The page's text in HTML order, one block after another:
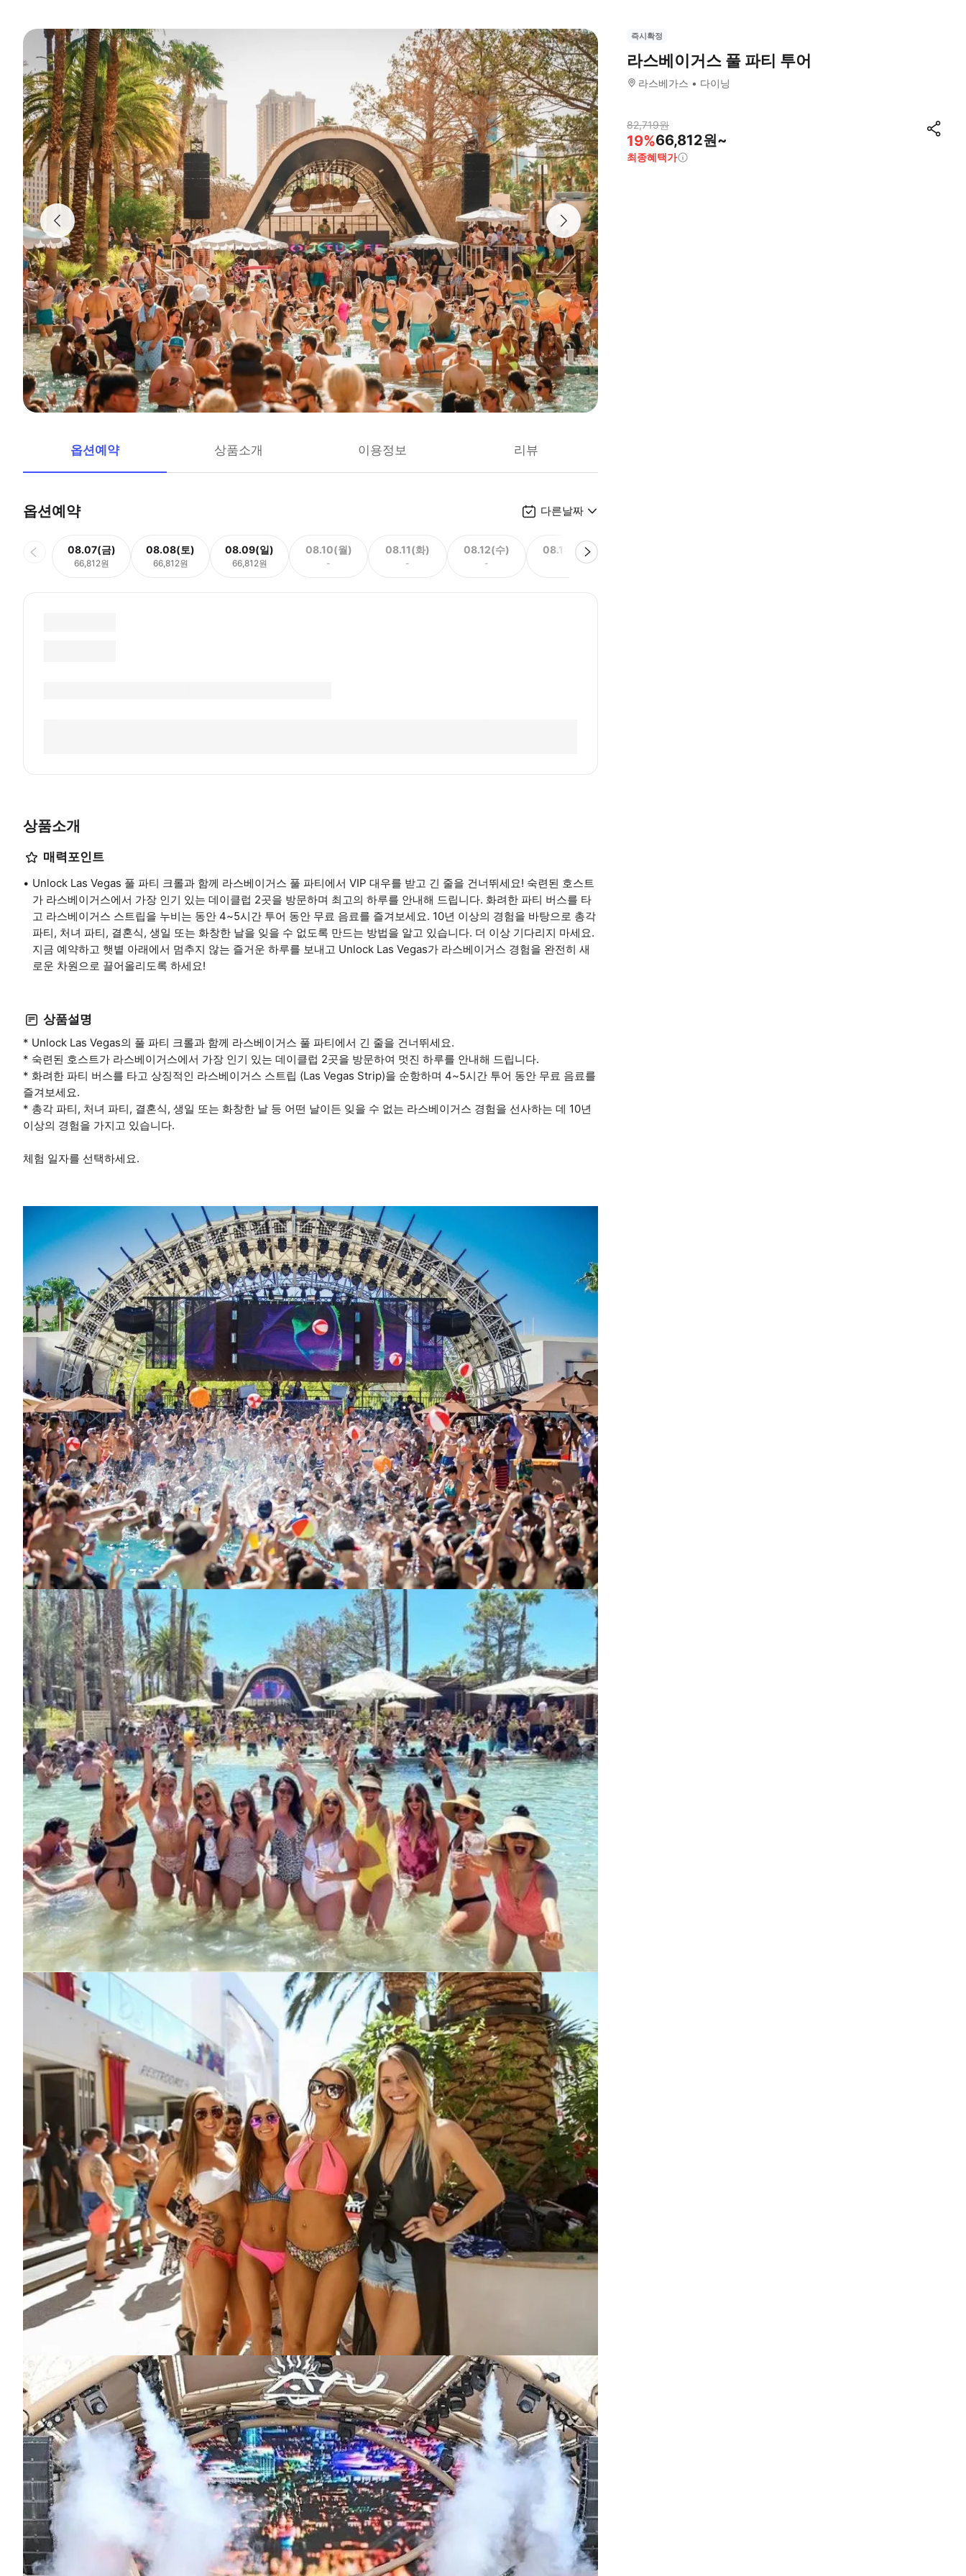
옵션예약 상품소개 이용정보 리뷰
옵션예약 다른날짜
08.07(금)
66,812원
08.08(토)
66,812원
08.09(일)
66,812원
08.10(월)
-
08.11(화)
-
08.12(수)
-
08.13(목)
상품소개
매력포인트
Unlock Las Vegas 풀 파티 크롤과 함께 라스베이거스 풀 파티에서 VIP 대우를 받고 긴 줄을 건너뛰세요! 숙련된 호스트
가 라스베이거스에서 가장 인기 있는 데이클럽 2곳을 방문하며 최고의 하루를 안내해 드립니다. 화려한 파티 버스를 타
고 라스베이거스 스트립을 누비는 동안 4~5시간 투어 동안 무료 음료를 즐겨보세요. 10년 이상의 경험을 바탕으로 총각
파티, 처녀 파티, 결혼식, 생일 또는 화창한 날을 잊을 수 없도록 만드는 방법을 알고 있습니다. 더 이상 기다리지 마세요.
지금 예약하고 햇볕 아래에서 멈추지 않는 즐거운 하루를 보내고 Unlock Las Vegas가 라스베이거스 경험을 완전히 새
로운 차원으로 끌어올리도록 하세요!
상품설명
* Unlock Las Vegas의 풀 파티 크롤과 함께 라스베이거스 풀 파티에서 긴 줄을 건너뛰세요.
* 숙련된 호스트가 라스베이거스에서 가장 인기 있는 데이클럽 2곳을 방문하여 멋진 하루를 안내해 드립니다.
* 화려한 파티 버스를 타고 상징적인 라스베이거스 스트립 (Las Vegas Strip)을 순항하며 4~5시간 투어 동안 무료 음료를
즐겨보세요.
* 총각 파티, 처녀 파티, 결혼식, 생일 또는 화창한 날 등 어떤 날이든 잊을 수 없는 라스베이거스 경험을 선사하는 데 10년
이상의 경험을 가지고 있습니다.
체험 일자를 선택하세요.
즉시확정
라스베이거스 풀 파티 투어
라스베가스 다이닝
82,719원
19%66,812원~
최종혜택가